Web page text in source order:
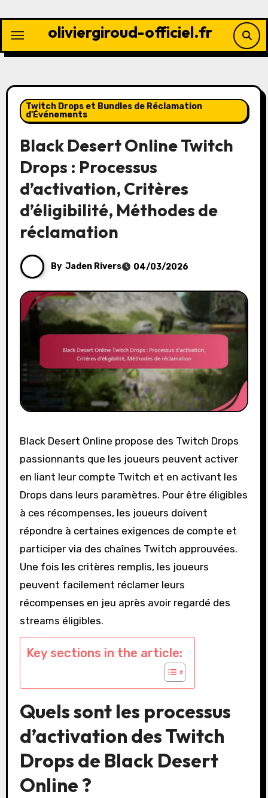
content
oliviergiroud-officiel.fr
Twitch Drops et Bundles de Réclamation
d'Événements
Black Desert Online Twitch
Drops : Processus
d’activation, Critères
d’éligibilité, Méthodes de
réclamation
By Jaden Rivers 04/03/2026
Black Desert Online propose des Twitch Drops
passionnants que les joueurs peuvent activer
en liant leur compte Twitch et en activant les
Drops dans leurs paramètres. Pour être éligibles
à ces récompenses, les joueurs doivent
répondre à certaines exigences de compte et
participer via des chaînes Twitch approuvées.
Une fois les critères remplis, les joueurs
peuvent facilement réclamer leurs
récompenses en jeu après avoir regardé des
streams éligibles.
Key sections in the article:
Quels sont les processus
d’activation des Twitch
Drops de Black Desert
Online ?